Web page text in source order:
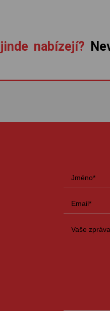
nabízejí?